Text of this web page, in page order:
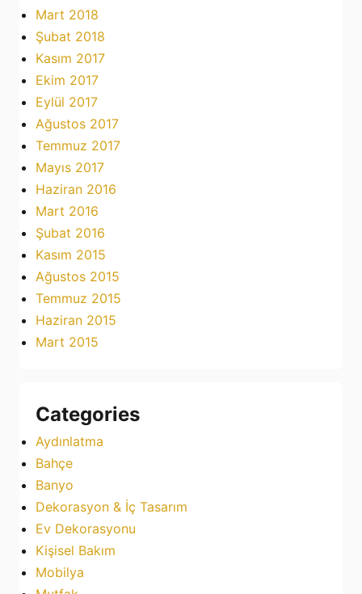
Mart 2018
Şubat 2018
Kasım 2017
Ekim 2017
Eylül 2017
Ağustos 2017
Temmuz 2017
Mayıs 2017
Haziran 2016
Mart 2016
Şubat 2016
Kasım 2015
Ağustos 2015
Temmuz 2015
Haziran 2015
Mart 2015
Categories
Aydınlatma
Bahçe
Banyo
Dekorasyon & İç Tasarım
Ev Dekorasyonu
Kişisel Bakım
Mobilya